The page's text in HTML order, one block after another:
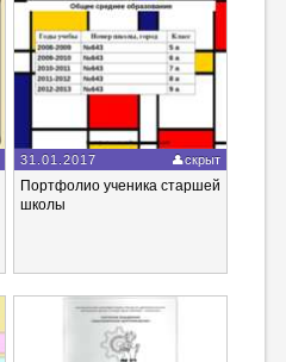
31.01.2017 скрыт
Портфолио ученика старшей
школы